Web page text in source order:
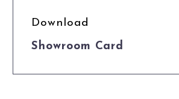
Download
Showroom Card